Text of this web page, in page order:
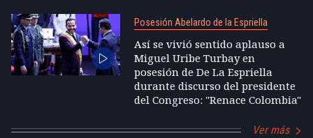
Posesión Abelardo de la Espriella
Así se vivió sentido aplauso a
Miguel Uribe Turbay en
posesión de De La Espriella
durante discurso del presidente
del Congreso: "Renace Colombia"
Ver más